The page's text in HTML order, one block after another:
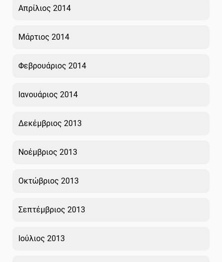
Απρίλιος 2014
Μάρτιος 2014
Φεβρουάριος 2014
Ιανουάριος 2014
Δεκέμβριος 2013
Νοέμβριος 2013
Οκτώβριος 2013
Σεπτέμβριος 2013
Ιούλιος 2013